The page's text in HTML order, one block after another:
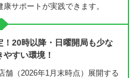
サポートが実践できます。
20時以降・日曜開局も少な
すい環境！
舗（2026年1月末時点）展開する